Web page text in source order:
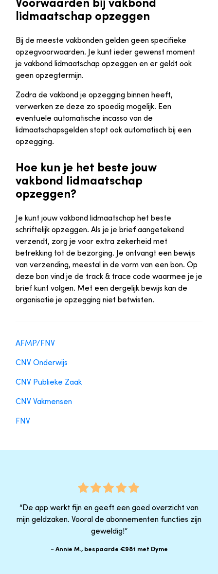
lidmaatschap opzeggen
Bij de meeste vakbonden gelden geen specifieke
opzegvoorwaarden. Je kunt ieder gewenst moment
je vakbond lidmaatschap opzeggen en er geldt ook
geen opzegtermijn.
Zodra de vakbond je opzegging binnen heeft,
verwerken ze deze zo spoedig mogelijk. Een
eventuele automatische incasso van de
lidmaatschapsgelden stopt ook automatisch bij een
opzegging.
Hoe kun je het beste jouw
vakbond lidmaatschap
opzeggen?
Je kunt jouw vakbond lidmaatschap het beste
schriftelijk opzeggen. Als je je brief aangetekend
verzendt, zorg je voor extra zekerheid met
betrekking tot de bezorging. Je ontvangt een bewijs
van verzending, meestal in de vorm van een bon. Op
deze bon vind je de track & trace code waarmee je je
brief kunt volgen. Met een dergelijk bewijs kan de
organisatie je opzegging niet betwisten.
AFMP/FNV
CNV Onderwijs
CNV Publieke Zaak
CNV Vakmensen
FNV
“De app werkt fijn en geeft een goed overzicht van
mijn geldzaken. Vooral de abonnementen functies zijn
geweldig!”
- Annie M., bespaarde €981 met Dyme